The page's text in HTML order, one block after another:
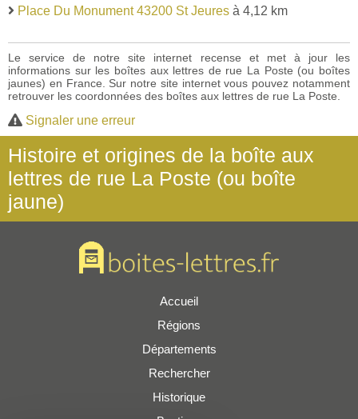
Place Du Monument 43200 St Jeures à 4,12 km
Le service de notre site internet recense et met à jour les
informations sur les boîtes aux lettres de rue La Poste (ou boîtes
jaunes) en France. Sur notre site internet vous pouvez notamment
retrouver les coordonnées des boîtes aux lettres de rue La Poste.
Signaler une erreur
Histoire et origines de la boîte aux
lettres de rue La Poste (ou boîte
jaune)
Accueil
Régions
Départements
Rechercher
Historique